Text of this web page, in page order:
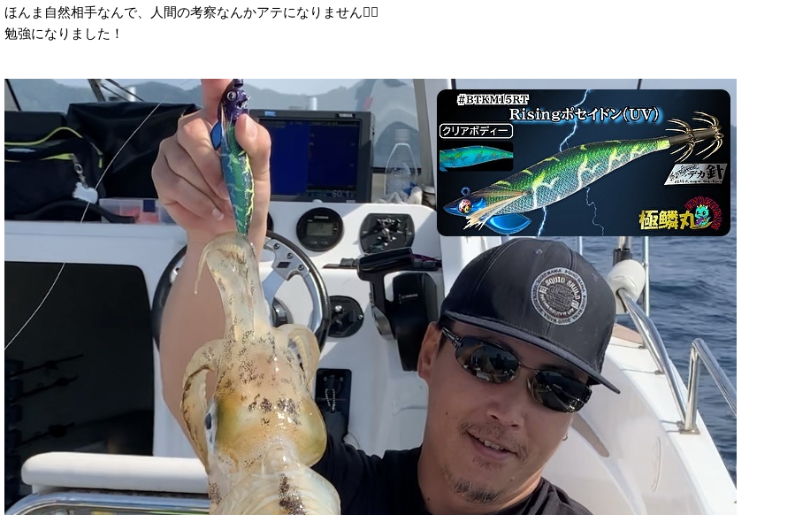
ほんま自然相手なんで、人間の考察なんかアテになりません🤷‍♂️
勉強になりました！